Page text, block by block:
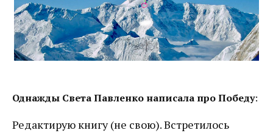
Однажды Света Павленко написала про Победу:
Редактирую книгу (не свою). Встретилось